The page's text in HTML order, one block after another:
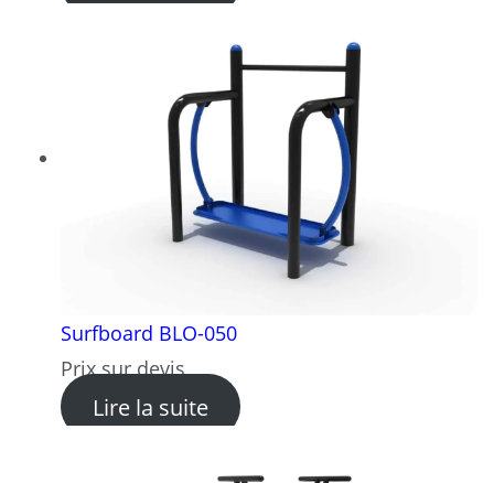
Surfboard BLO-050
Prix sur devis
Lire la suite: Surfboard BLO-050